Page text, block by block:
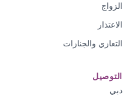
الزواج
الاعتذار
التعازي والجنازات
التوصيل
دبي